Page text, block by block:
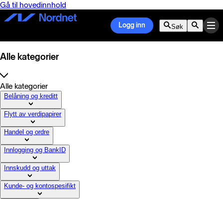
Gå til hovedinnhold
Logg inn Søk
Alle kategorier
Alle kategorier
Belåning og kreditt
Flytt av verdipapirer
Handel og ordre
Innlogging og BankID
Innskudd og uttak
Kunde- og kontospesifikt